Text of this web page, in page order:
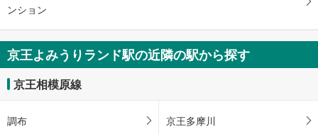
件
マ
イ
ペ
ー
に
ンション
京王よみうりランド駅の近隣の駅から探す
京王相模原線
調布 京王多摩川